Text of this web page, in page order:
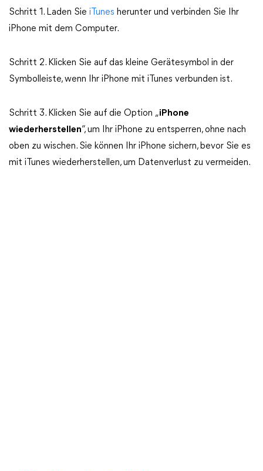
Schritt 1. Laden Sie iTunes herunter und verbinden Sie Ihr
iPhone mit dem Computer.
Schritt 2. Klicken Sie auf das kleine Gerätesymbol in der
Symbolleiste, wenn Ihr iPhone mit iTunes verbunden ist.
Schritt 3. Klicken Sie auf die Option „iPhone
wiederherstellen“, um Ihr iPhone zu entsperren, ohne nach
oben zu wischen. Sie können Ihr iPhone sichern, bevor Sie es
mit iTunes wiederherstellen, um Datenverlust zu vermeiden.